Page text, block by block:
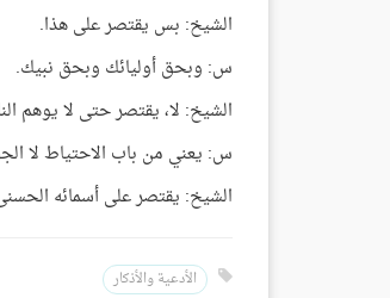
الشيخ: بس يقتصر على هذا.
س: وبحق أوليائك وبحق نبيك.
الشيخ: لا، يقتصر حتى لا يوهم
س: يعني من باب الاحتياط لا
الشيخ: يقتصر على أسمائه
الأدعية والأذكار